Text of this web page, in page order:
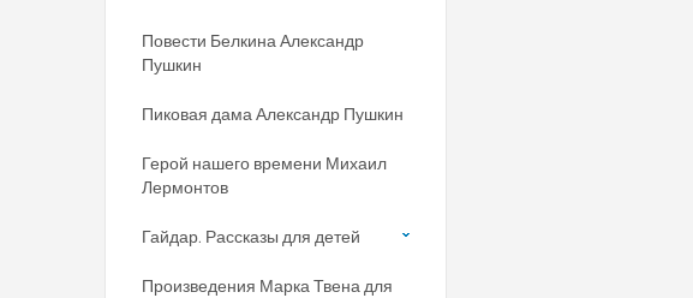
Повести Белкина Александр
Пушкин
Пиковая дама Александр Пушкин
Герой нашего времени Михаил
Лермонтов
Гайдар. Рассказы для детей
Произведения Марка Твена для